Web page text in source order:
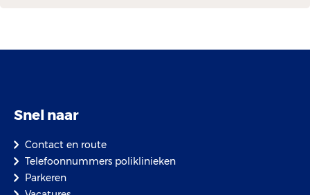
Snel naar
Contact en route
Telefoonnummers poliklinieken
Parkeren